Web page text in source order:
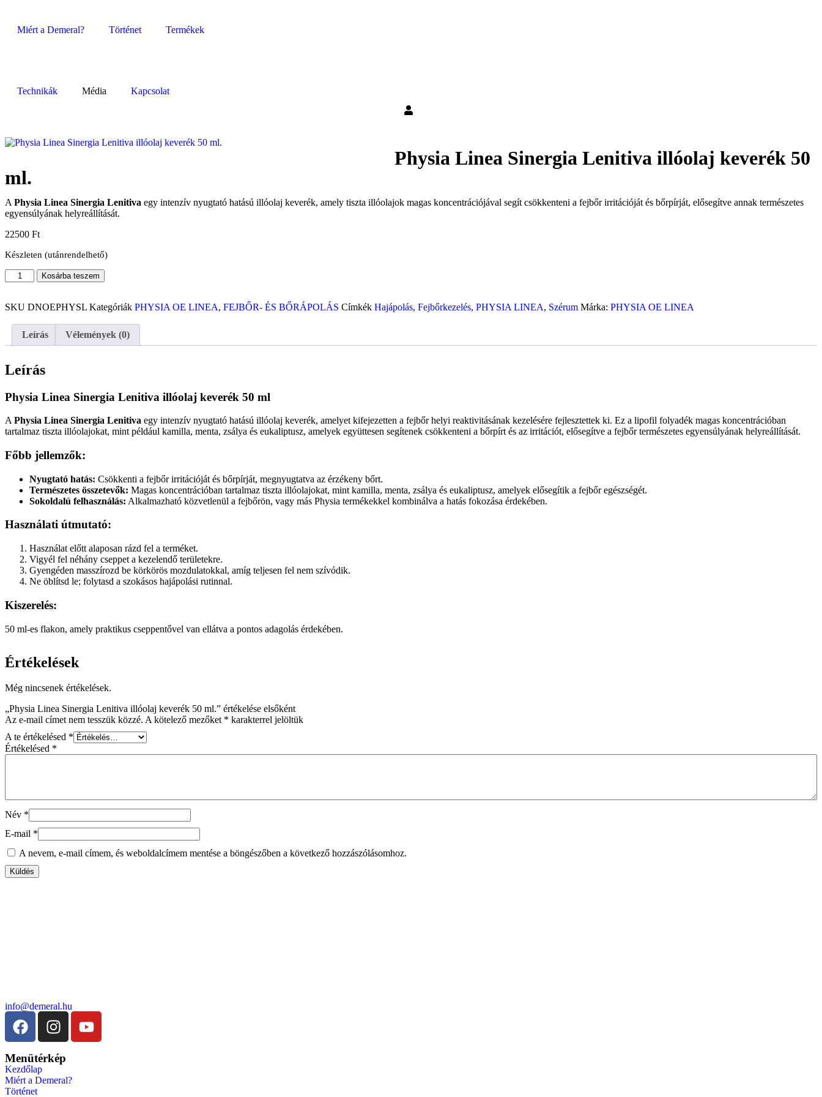
Miért a Demeral? Történet Termékek
Technikák Média Kapcsolat
Physia Linea Sinergia Lenitiva illóolaj keverék 50
ml.
A Physia Linea Sinergia Lenitiva egy intenzív nyugtató hatású illóolaj keverék, amely tiszta illóolajok magas koncentrációjával segít csökkenteni a fejbőr irritációját és bőrpírját, elősegítve annak természetes
egyensúlyának helyreállítását.
22500 Ft
Készleten (utánrendelhető)
Kosárba teszem
SKU DNOEPHYSL Kategóriák PHYSIA OE LINEA, FEJBŐR- ÉS BŐRÁPOLÁS Címkék Hajápolás, Fejbőrkezelés, PHYSIA LINEA, Szérum Márka: PHYSIA OE LINEA
Leírás Vélemények (0)
Leírás
Physia Linea Sinergia Lenitiva illóolaj keverék 50 ml
A Physia Linea Sinergia Lenitiva egy intenzív nyugtató hatású illóolaj keverék, amelyet kifejezetten a fejbőr helyi reaktivitásának kezelésére fejlesztettek ki. Ez a lipofil folyadék magas koncentrációban
tartalmaz tiszta illóolajokat, mint például kamilla, menta, zsálya és eukaliptusz, amelyek együttesen segítenek csökkenteni a bőrpírt és az irritációt, elősegítve a fejbőr természetes egyensúlyának helyreállítását.
Főbb jellemzők:
Nyugtató hatás: Csökkenti a fejbőr irritációját és bőrpírját, megnyugtatva az érzékeny bőrt.
Természetes összetevők: Magas koncentrációban tartalmaz tiszta illóolajokat, mint kamilla, menta, zsálya és eukaliptusz, amelyek elősegítik a fejbőr egészségét.
Sokoldalú felhasználás: Alkalmazható közvetlenül a fejbőrön, vagy más Physia termékekkel kombinálva a hatás fokozása érdekében.
Használati útmutató:
Használat előtt alaposan rázd fel a terméket.
Vigyél fel néhány cseppet a kezelendő területekre.
Gyengéden masszírozd be körkörös mozdulatokkal, amíg teljesen fel nem szívódik.
Ne öblítsd le; folytasd a szokásos hajápolási rutinnal.
Kiszerelés:
50 ml-es flakon, amely praktikus cseppentővel van ellátva a pontos adagolás érdekében.
Értékelések
Még nincsenek értékelések.
„Physia Linea Sinergia Lenitiva illóolaj keverék 50 ml.” értékelése elsőként
Az e-mail címet nem tesszük közzé. A kötelező mezőket * karakterrel jelöltük
A te értékelésed *
Értékelésed *
Név *
E-mail *
A nevem, e-mail címem, és weboldalcímem mentése a böngészőben a következő hozzászólásomhoz.
info@demeral.hu
Menütérkép
Kezdőlap
Miért a Demeral?
Történet